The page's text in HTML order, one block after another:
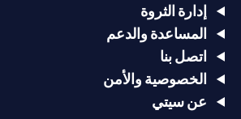
إدارة الثروة
المساعدة والدعم
اتصل بنا
الخصوصية والأمن
عن سيتي